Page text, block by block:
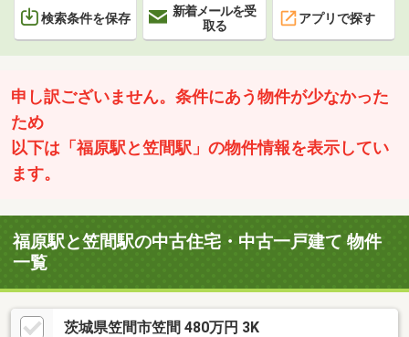
検索条件を保存
新着メールを受
取る
アプリで探す
申し訳ございません。条件にあう物件が少なかった
ため
以下は「福原駅と笠間駅」の物件情報を表示してい
ます。
福原駅と笠間駅の中古住宅・中古一戸建て 物件
一覧
茨城県笠間市笠間 480万円 3K